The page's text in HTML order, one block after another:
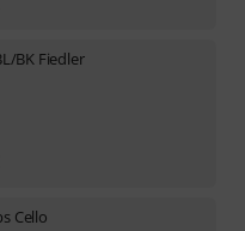
BK Fiedler
Cello